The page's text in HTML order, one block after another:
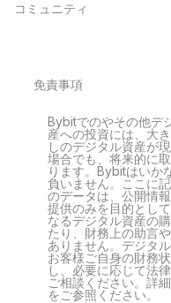
コミュニティ
免責事項
Bybitでのやその他デ
産への投資には、大
しのデジタル資産が
場合でも、将来的に
ります。Bybitはいか
負いません。ここに
のデータは、公開情
提供のみを目的とし
なるデジタル資産の
たり、財務上の助言
ありません。デジタ
お客様ご自身の財務
し、必要に応じて法
ご相談ください。詳細
をご参照ください。